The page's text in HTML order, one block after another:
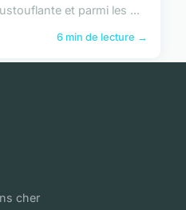
et parmi les ...
6 min de lecture →
cher